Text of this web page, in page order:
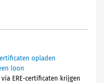
opladen
loon
ERE-certificaten krijgen